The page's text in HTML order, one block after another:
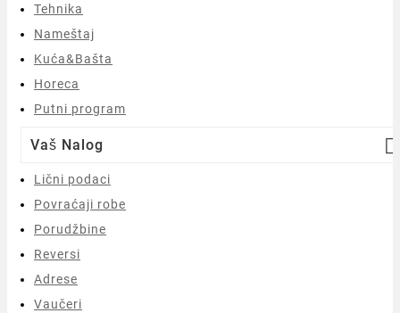
Tehnika
Nameštaj
Kuća&Bašta
Horeca
Putni program
Vaš Nalog 
Lični podaci
Povraćaji robe
Porudžbine
Reversi
Adrese
Vaučeri